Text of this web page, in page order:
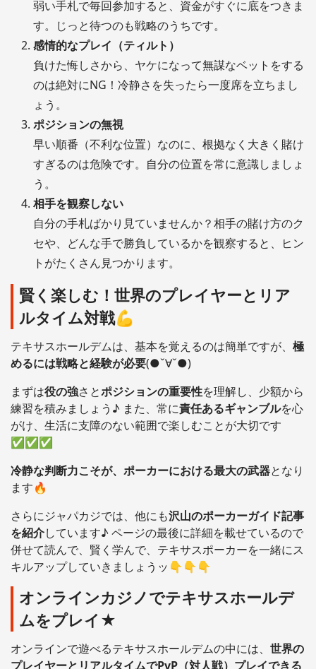
弱い手札で毎回参加すると、資金がすぐに底をつきま
す。じっと待つのも戦略のうちです。
感情的なプレイ（ティルト）
負けた悔しさから、ヤケになって無謀なベットをする
のは絶対にNG！冷静さを失ったら一度席を立ちまし
ょう。
ポジションの無視
早い順番（不利な位置）なのに、根拠なく大きく賭け
すぎるのは危険です。自分の位置を常に意識しましょ
う。
相手を観察しない
自分の手札ばかり見ていませんか？相手の賭け方のク
セや、どんな手で勝負しているかを観察すると、ヒン
トがたくさん見つかります。
賢く楽しむ！世界のプレイヤーとリア
ルタイム対戦💪
テキサスホールデムは、基本を覚えるのは簡単ですが、 極
めるには戦略と経験が必要(●ˇ∀ˇ●)
まずは役の強さとポジションの重要性を理解し、少額から
練習を積みましょう♪ また、常に責任あるギャンブルを心
がけ、生活に支障のない範囲で楽しむことが大切です
✅✅✅
冷静な判断力こそが、ポーカーにおける最大の武器となり
ます🔥
さらにジャパカジでは、他にも沢山のポーカーガイド記事
を紹介しています♪ ページの最後に詳細を載せているので
併せて読んで、賢く学んで、テキサスポーカーを一緒にス
キルアップしていきましょうッ👇👇👇
オンラインカジノでテキサスホールデ
ムをプレイ★
オンラインで遊べるテキサスホールデムの中には、 世界の
プレイヤーとリアルタイムでPvP（対人戦）プレイできる